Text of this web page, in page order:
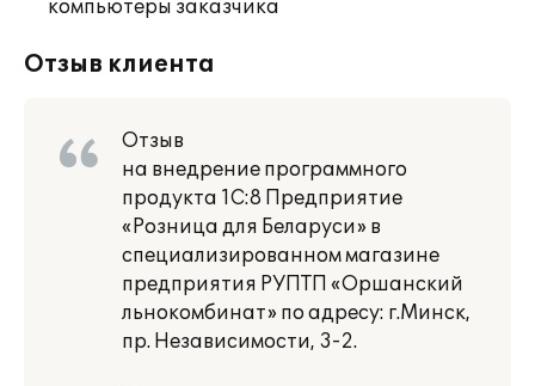
компьютеры заказчика
Отзыв клиента
Отзыв
на внедрение программного
продукта 1С:8 Предприятие
«Розница для Беларуси» в
специализированном магазине
предприятия РУПТП «Оршанский
льнокомбинат» по адресу: г.Минск,
пр. Независимости, 3-2.